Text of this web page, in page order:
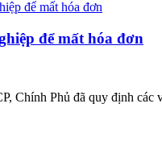
để mất hóa đơn
Chính Phủ đã quy định các